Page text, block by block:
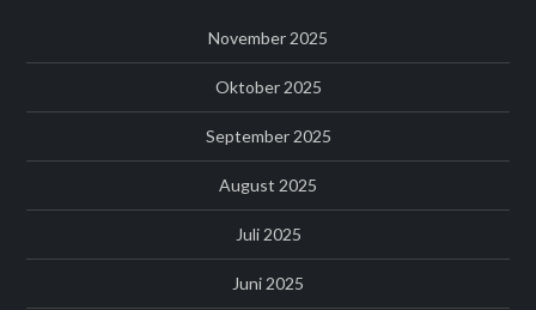
November 2025
Oktober 2025
September 2025
August 2025
Juli 2025
Juni 2025